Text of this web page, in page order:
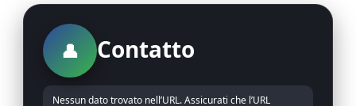
👤 Contatto
Nessun dato trovato nell’URL. Assicurati che l’URL